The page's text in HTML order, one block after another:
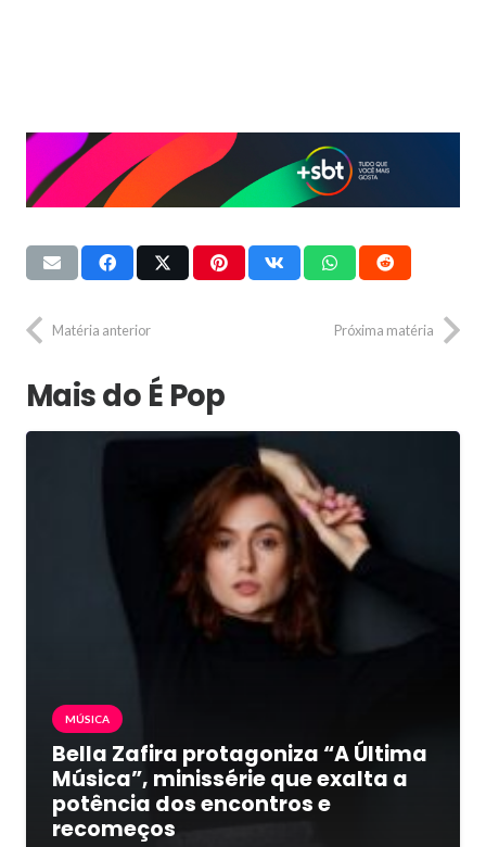
Matéria anterior Próxima matéria
Mais do É Pop
MÚSICA
Bella Zafira protagoniza “A Última
Música”, minissérie que exalta a
potência dos encontros e
recomeços